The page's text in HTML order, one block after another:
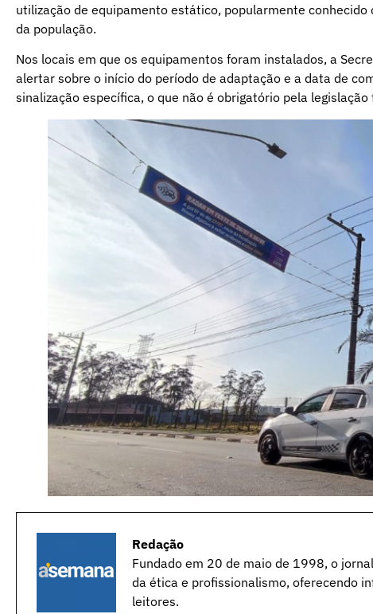
utilização de equipamento estático, popularmente
da população.
Nos locais em que os equipamentos foram instalados, a
alertar sobre o início do período de adaptação e a data de
sinalização específica, o que não é obrigatório pela
Redação
Fundado em 20 de maio de 1998, o
da ética e profissionalismo, oferecendo
leitores.